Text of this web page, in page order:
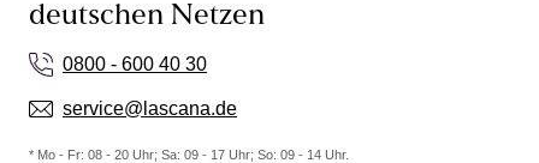
deutschen Netzen
0800 - 600 40 30
service@lascana.de
* Mo - Fr: 08 - 20 Uhr; Sa: 09 - 17 Uhr; So: 09 - 14 Uhr.